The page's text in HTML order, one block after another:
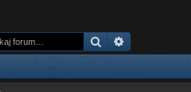
Szukaj